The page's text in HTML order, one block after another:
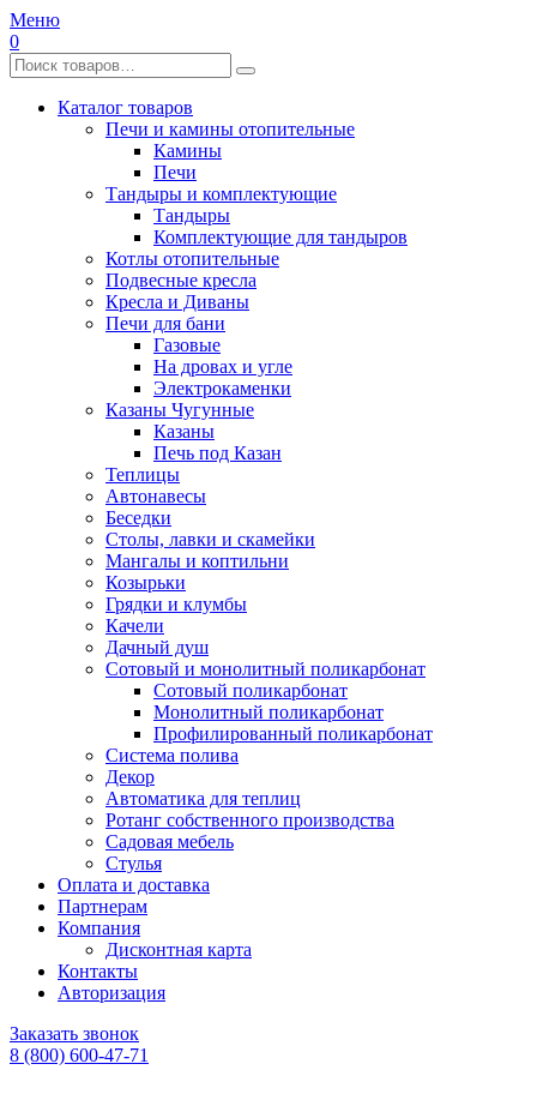
Меню
0
Каталог товаров
Печи и камины отопительные
Камины
Печи
Тандыры и комплектующие
Тандыры
Комплектующие для тандыров
Котлы отопительные
Подвесные кресла
Кресла и Диваны
Печи для бани
Газовые
На дровах и угле
Электрокаменки
Казаны Чугунные
Казаны
Печь под Казан
Теплицы
Автонавесы
Беседки
Столы, лавки и скамейки
Мангалы и коптильни
Козырьки
Грядки и клумбы
Качели
Дачный душ
Сотовый и монолитный поликарбонат
Сотовый поликарбонат
Монолитный поликарбонат
Профилированный поликарбонат
Система полива
Декор
Автоматика для теплиц
Ротанг собственного производства
Садовая мебель
Стулья
Оплата и доставка
Партнерам
Компания
Дисконтная карта
Контакты
Авторизация
Заказать звонок
8 (800) 600-47-71